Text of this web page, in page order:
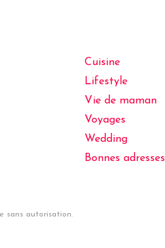
Cuisine
Lifestyle
Vie de maman
Voyages
Wedding
Bonnes adresses
sans autorisation.